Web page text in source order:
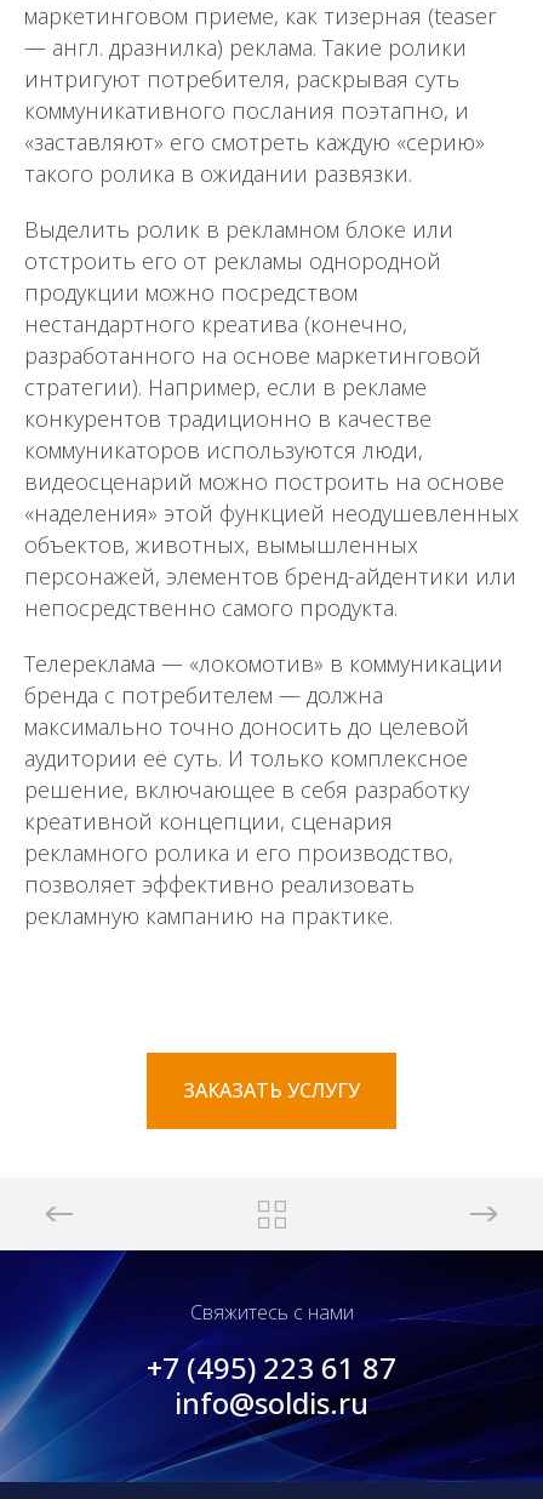
маркетинговом приеме, как тизерная (teaser
— англ. дразнилка) реклама. Такие ролики
интригуют потребителя, раскрывая суть
коммуникативного послания поэтапно, и
«заставляют» его смотреть каждую «серию»
такого ролика в ожидании развязки.
Выделить ролик в рекламном блоке или
отстроить его от рекламы однородной
продукции можно посредством
нестандартного креатива (конечно,
разработанного на основе маркетинговой
стратегии). Например, если в рекламе
конкурентов традиционно в качестве
коммуникаторов используются люди,
видеосценарий можно построить на основе
«наделения» этой функцией неодушевленных
объектов, животных, вымышленных
персонажей, элементов бренд-айдентики или
непосредственно самого продукта.
Телереклама — «локомотив» в коммуникации
бренда с потребителем — должна
максимально точно доносить до целевой
аудитории её суть. И только комплексное
решение, включающее в себя разработку
креативной концепции, сценария
рекламного ролика и его производство,
позволяет эффективно реализовать
рекламную кампанию на практике.
ЗАКАЗАТЬ УСЛУГУ
Свяжитесь с нами
+7 (495) 223 61 87
info@soldis.ru